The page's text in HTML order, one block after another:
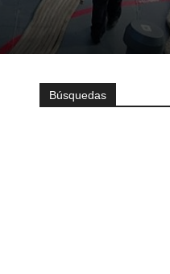
Búsquedas